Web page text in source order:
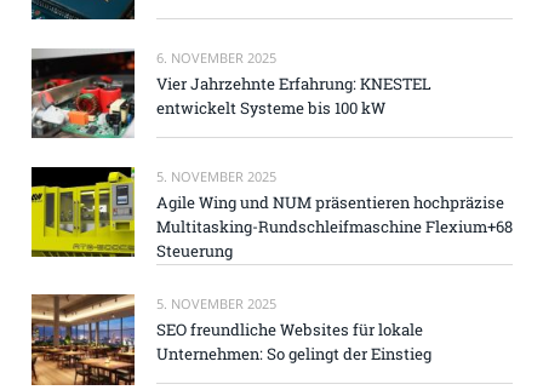
6. NOVEMBER 2025
Vier Jahrzehnte Erfahrung: KNESTEL
entwickelt Systeme bis 100 kW
5. NOVEMBER 2025
Agile Wing und NUM präsentieren hochpräzise
Multitasking-Rundschleifmaschine Flexium+68
Steuerung
5. NOVEMBER 2025
SEO freundliche Websites für lokale
Unternehmen: So gelingt der Einstieg